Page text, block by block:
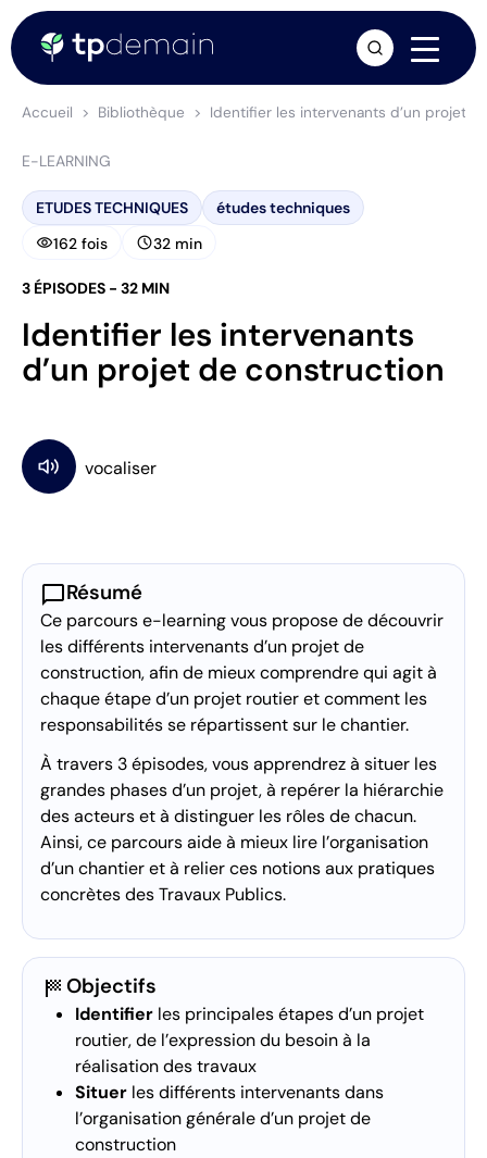
Accueil Bibliothèque Identifier les intervenants d’un projet
E-LEARNING
ETUDES TECHNIQUES études techniques
visibility162 fois schedule32 min
3 ÉPISODES - 32 MIN
Identifier les intervenants
d’un projet de construction
chat_bubbleRésumé
Ce parcours e-learning vous propose de découvrir
les différents intervenants d’un projet de
construction, afin de mieux comprendre qui agit à
chaque étape d’un projet routier et comment les
responsabilités se répartissent sur le chantier.
À travers 3 épisodes, vous apprendrez à situer les
grandes phases d’un projet, à repérer la hiérarchie
des acteurs et à distinguer les rôles de chacun.
Ainsi, ce parcours aide à mieux lire l’organisation
d’un chantier et à relier ces notions aux pratiques
concrètes des Travaux Publics.
sports_score Objectifs
Identifier les principales étapes d’un projet
routier, de l’expression du besoin à la
réalisation des travaux
Situer les différents intervenants dans
l’organisation générale d’un projet de
construction
arrow_forward